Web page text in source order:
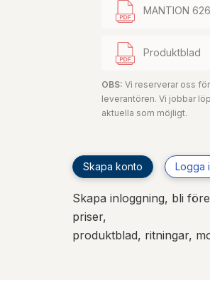
MANTION
Produktblad
OBS: Vi reserverar oss
leverantören. Vi jobbar
aktuella som möjligt.
Skapa konto Logga
Skapa inloggning, bli
priser,
produktblad, ritningar,